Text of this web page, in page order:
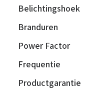
Belichtingshoek
Branduren
Power Factor
Frequentie
Productgarantie